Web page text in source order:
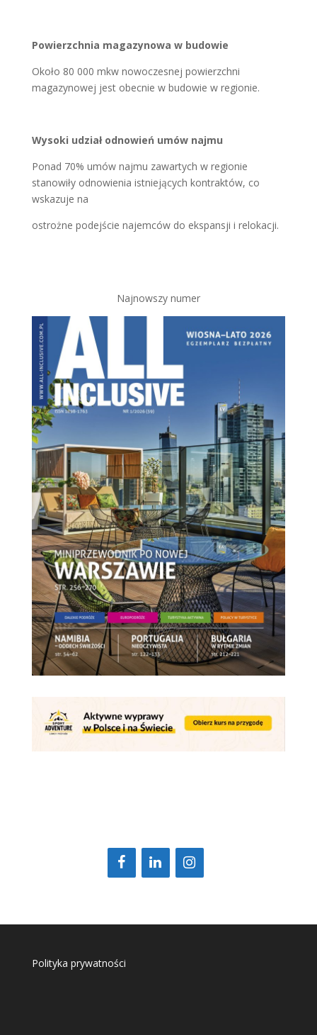
Powierzchnia magazynowa w budowie
Około 80 000 mkw nowoczesnej powierzchni
magazynowej jest obecnie w budowie w regionie.
Wysoki udział odnowień umów najmu
Ponad 70% umów najmu zawartych w regionie
stanowiły odnowienia istniejących kontraktów, co
wskazuje na
ostrożne podejście najemców do ekspansji i relokacji.
Najnowszy numer
Polityka prywatności